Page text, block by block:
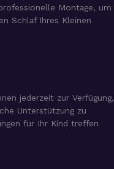
Montage, um
Schlaf Ihres Kleinen
jederzeit zur Verfügung,
Unterstützung zu
für Ihr Kind treffen